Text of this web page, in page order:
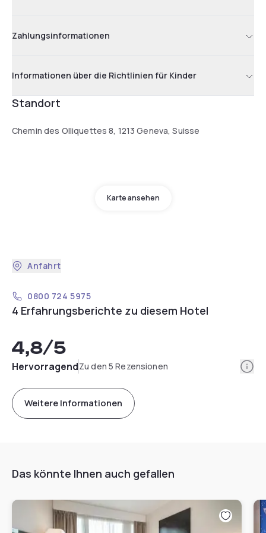
Zahlungsinformationen
Informationen über die Richtlinien für Kinder
Standort
Chemin des Olliquettes 8, 1213 Geneva, Suisse
Karte ansehen
Anfahrt
0800 724 5975
4 Erfahrungsberichte zu diesem Hotel
4,8/5
HervorragendZu den 5 Rezensionen
Weitere Informationen
Das könnte Ihnen auch gefallen